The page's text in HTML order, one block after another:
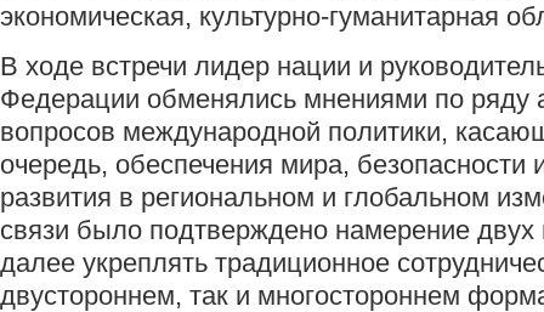
экономическая, культурно-гуманитарная
В ходе встречи лидер нации и
Федерации обменялись мнениями по ряду
вопросов международной политики,
очередь, обеспечения мира, безопасности
развития в региональном и глобальном
связи было подтверждено намерение двух
далее укреплять традиционное
двустороннем, так и многостороннем